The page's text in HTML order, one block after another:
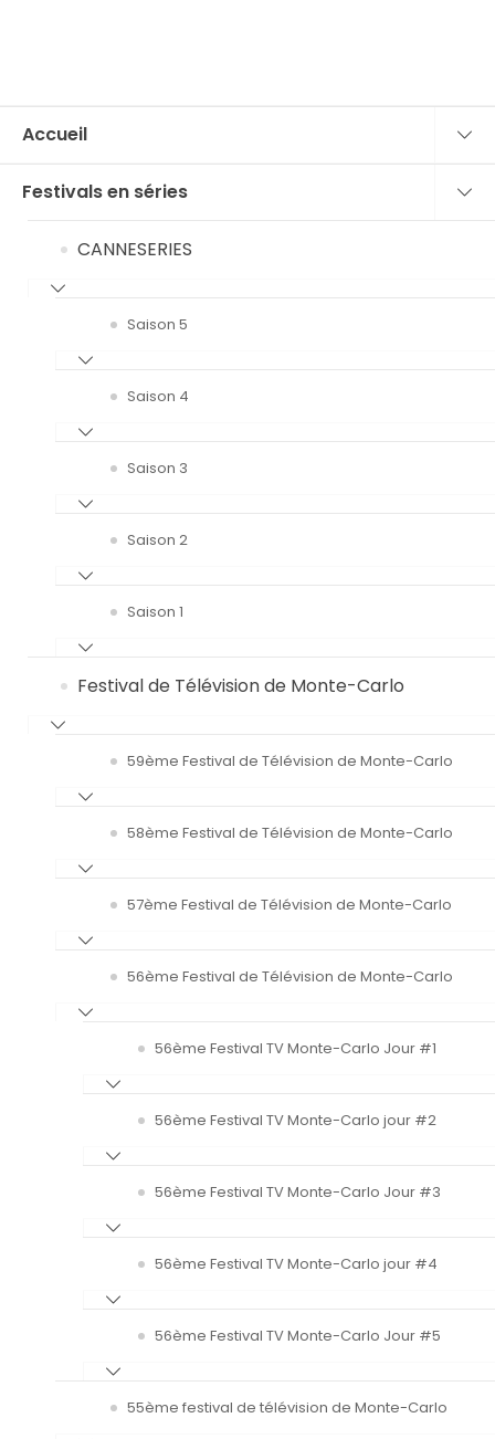
Accueil
Festivals en séries
CANNESERIES
Saison 5
Saison 4
Saison 3
Saison 2
Saison 1
Festival de Télévision de Monte-Carlo
59ème Festival de Télévision de Monte-Carlo
58ème Festival de Télévision de Monte-Carlo
57ème Festival de Télévision de Monte-Carlo
56ème Festival de Télévision de Monte-Carlo
56ème Festival TV Monte-Carlo Jour #1
56ème Festival TV Monte-Carlo jour #2
56ème Festival TV Monte-Carlo Jour #3
56ème Festival TV Monte-Carlo jour #4
56ème Festival TV Monte-Carlo Jour #5
55ème festival de télévision de Monte-Carlo